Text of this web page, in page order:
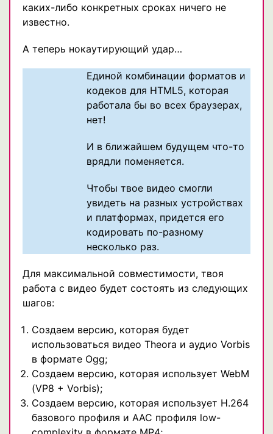
каких-либо конкретных сроках ничего не
известно.
А теперь нокаутирующий удар…
Единой комбинации форматов и
кодеков для HTML5, которая
работала бы во всех браузерах,
нет!
И в ближайшем будущем что-то
врядли поменяется.
Чтобы твое видео смогли
увидеть на разных устройствах
и платформах, придется его
кодировать по-разному
несколько раз.
Для максимальной совместимости, твоя
работа с видео будет состоять из следующих
шагов:
Создаем версию, которая будет
использоваться видео Theora и аудио Vorbis
в формате Ogg;
Создаем версию, которая использует WebM
(VP8 + Vorbis);
Создаем версию, которая использует H.264
базового профиля и AAC профиля low-